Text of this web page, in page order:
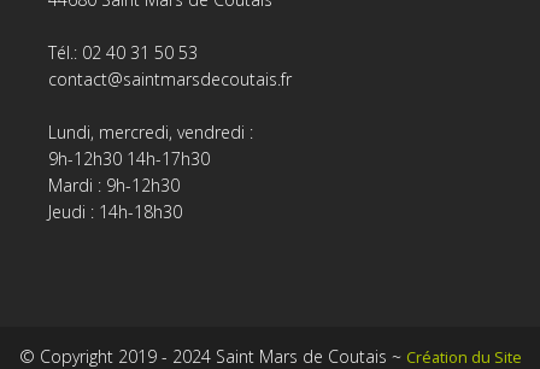
Tél.: 02 40 31 50 53
contact@saintmarsdecoutais.fr
Lundi, mercredi, vendredi :
9h-12h30 14h-17h30
Mardi : 9h-12h30
Jeudi : 14h-18h30
© Copyright 2019 - 2024 Saint Mars de Coutais ~ Création du Site